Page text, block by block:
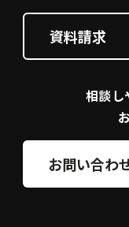
資料請求
相談し
お問い合わ